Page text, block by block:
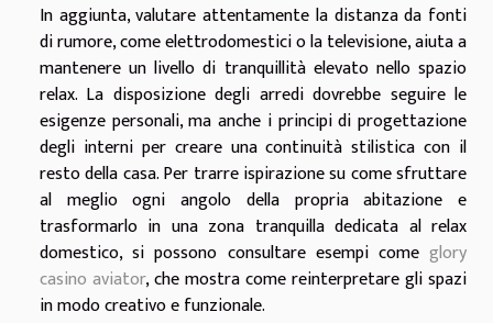
In aggiunta, valutare attentamente la distanza da fonti
di rumore, come elettrodomestici o la televisione, aiuta a
mantenere un livello di tranquillità elevato nello spazio
relax. La disposizione degli arredi dovrebbe seguire le
esigenze personali, ma anche i principi di progettazione
degli interni per creare una continuità stilistica con il
resto della casa. Per trarre ispirazione su come sfruttare
al meglio ogni angolo della propria abitazione e
trasformarlo in una zona tranquilla dedicata al relax
domestico, si possono consultare esempi come glory
casino aviator, che mostra come reinterpretare gli spazi
in modo creativo e funzionale.